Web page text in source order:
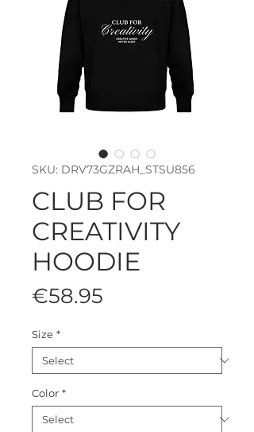
SKU: DRV73GZRAH_STSU856
CLUB FOR
CREATIVITY
HOODIE
€58.95
Size *
Color *